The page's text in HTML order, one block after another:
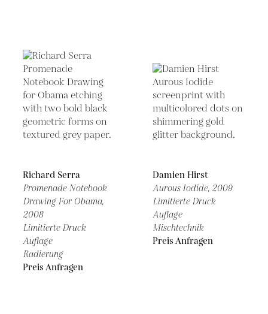
Richard Serra
Promenade Notebook
Drawing For Obama,
2008
Limitierte Druck
Auflage
Radierung
Preis Anfragen
Damien Hirst
Aurous Iodide, 2009
Limitierte Druck
Auflage
Mischtechnik
Preis Anfragen